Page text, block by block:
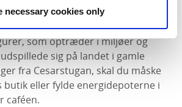
necessary cookies only
År. Udstillingen skildrer ’livet på
og 40'erne med en storslået
som optræder i miljøer og
sig på landet i gamle
fra Cesarstugan, skal du måske
butik eller fylde energidepoterne i
caféen.